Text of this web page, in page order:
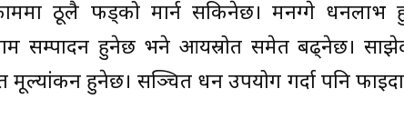
ठूलै फड्को मार्न सकिनेछ। मनग्गे धनलाभ
सम्पादन हुनेछ भने आयस्रोत समेत बढ्नेछ।
हुनेछ। सञ्चित धन उपयोग गर्दा पनि